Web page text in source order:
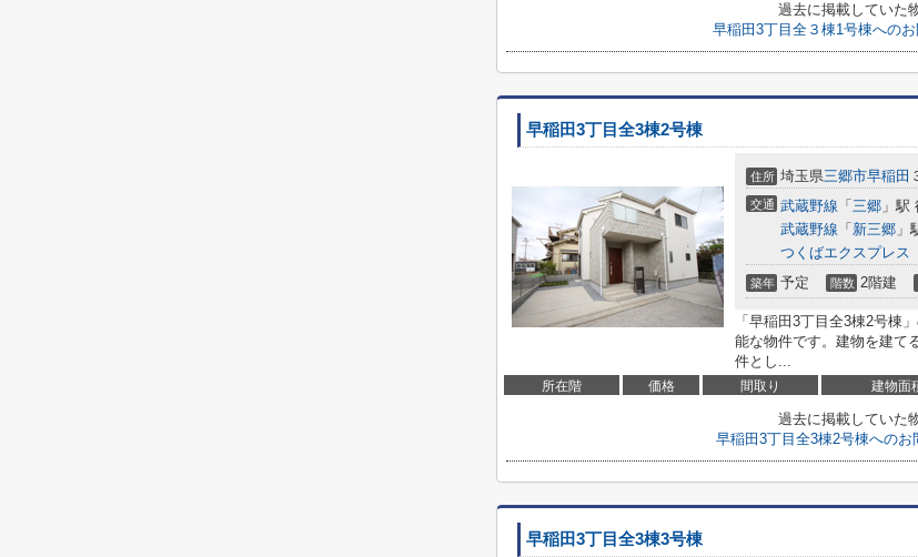
過去に掲載していた
早稲田3丁目全３棟1号棟への
早稲田3丁目全3棟2号棟
住所 埼玉県三郷市早稲田
交通 武蔵野線 「 三郷 」駅
武蔵野線 「 新三郷 」
つくばエクスプレス
築年 予定 階数 2階建
「早稲田3丁目全3棟2号棟
能な物件です。建物を建て
件とし...
所在階 価格 間取り 建物面
過去に掲載していた
早稲田3丁目全3棟2号棟へのお
早稲田3丁目全3棟3号棟